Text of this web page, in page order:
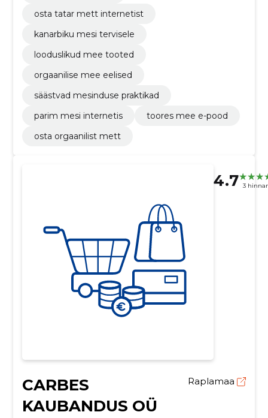
osta tatar mett internetist
kanarbiku mesi tervisele
looduslikud mee tooted
orgaanilise mee eelised
säästvad mesinduse praktikad
parim mesi internetis
toores mee e-pood
osta orgaanilist mett
4.7 3
CARBES
KAUBANDUS OÜ
Raplamaa